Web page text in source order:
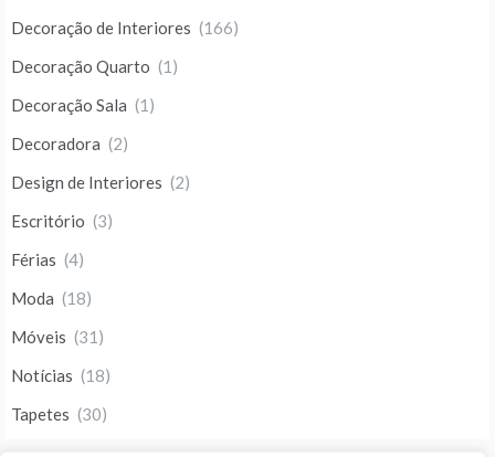
Decoração de Interiores (166)
Decoração Quarto (1)
Decoração Sala (1)
Decoradora (2)
Design de Interiores (2)
Escritório (3)
Férias (4)
Moda (18)
Móveis (31)
Notícias (18)
Tapetes (30)